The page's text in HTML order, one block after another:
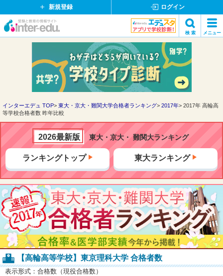
新規登録 ログイン
イ
ド
ッ
ト
検 索 メニュー
検索
インターエデュ TOP 東大・京大・難関大学合格者ランキング 2017年
2017年 高輪高
等学校合格者数 昨年比較
2026最新版 東大・京大・ 難関大ランキング
ランキングトップ 東大ランキング
【高輪高等学校】東京理科大学 合格者数
表示形式：合格数（現役合格数）